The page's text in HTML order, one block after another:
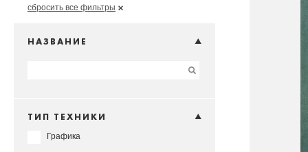
сбросить все фильтры
НАЗВАНИЕ
ТИП ТЕХНИКИ
Графика